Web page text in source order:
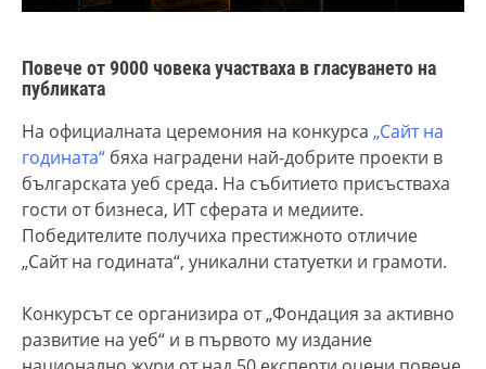
Повече от 9000 човека участваха в гласуването на
публиката
На официалната церемония на конкурса „Сайт на
годината“ бяха наградени най-добрите проекти в
българската уеб среда. На събитието присъстваха
гости от бизнеса, ИТ сферата и медиите.
Победителите получиха престижното отличие
„Сайт на годината“, уникални статуетки и грамоти.
Конкурсът се организира от „Фондация за активно
развитие на уеб“ и в първото му издание